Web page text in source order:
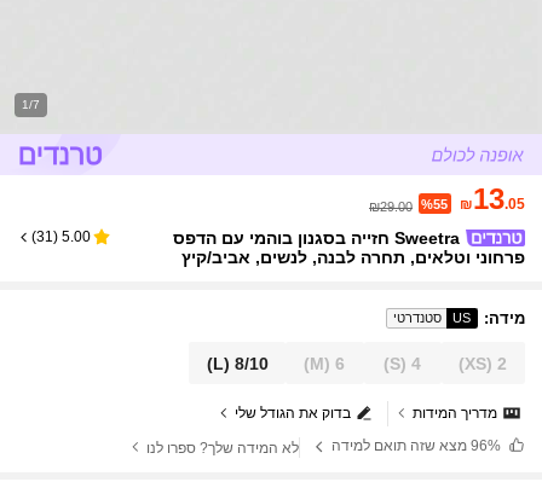
1/7
₪13.05
%55
₪29.00
Sweetra חזייה בסגנון בוהמי עם הדפס
פרחוני וטלאים, תחרה לבנה, לנשים, אביב/קיץ
5.00
(
31
)
מידה:
US סטנדרטי
2
(XS)
4
(S)
6
(M)
8/10
(L)
בדוק את הגודל שלי
מדריך המידות
מצא שזה תואם למידה לא המידה שלך? ספרו לנו